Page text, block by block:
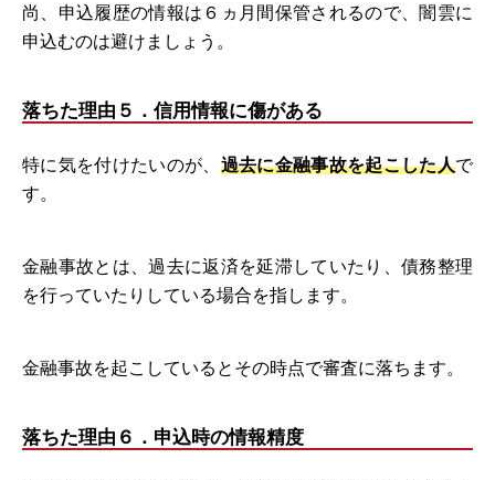
尚、申込履歴の情報は６ヵ月間保管されるので、闇雲に
申込むのは避けましょう。
落ちた理由５．信用情報に傷がある
特に気を付けたいのが、 過去に金融事故を起こした人で
す。
金融事故とは、過去に返済を延滞していたり、債務整理
を行っていたりしている場合を指します。
金融事故を起こしているとその時点で審査に落ちます。
落ちた理由６．申込時の情報精度